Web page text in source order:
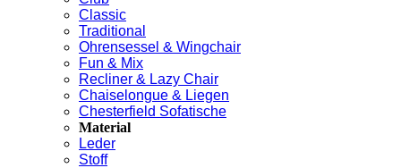
Classic
Traditional
Ohrensessel & Wingchair
Fun & Mix
Recliner & Lazy Chair
Chaiselongue & Liegen
Chesterfield Sofatische
Material
Leder
Stoff